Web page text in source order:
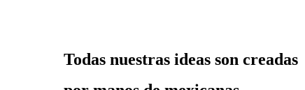
Todas nuestras ideas son creadas